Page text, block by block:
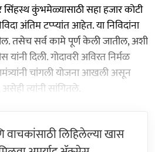
कुंभमेळ्यासाठी सहा हजार कोटी
अंतिम टप्प्यांत आहेत. या निविदांना
तसेच सर्व कामे पूर्ण केली जातील, अशी
यांनी दिली. गोदावरी अविरत निर्मळ
चांगली योजना आखली असून
असेही त्यांनी सांगितले.
लिहिलेल्या खास